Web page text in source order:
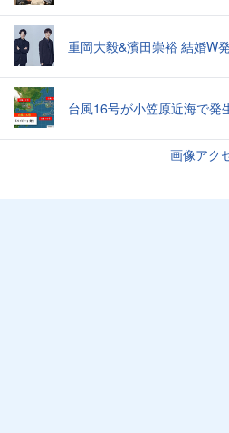
重岡大毅&濱田崇裕 結婚W
台風16号が小笠原近海で発
画像アク